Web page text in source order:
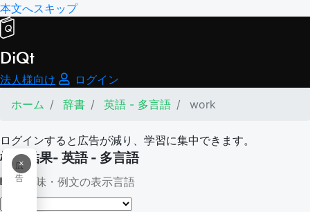
本文へスキップ
DiQt
法人様向け
ログイン
ホーム
辞書 英語 - 多言語 work
ログインすると広告が減り、学習に集中できます。
×
広
告
検索結果- 英語 - 多言語
意味・例文の表示言語